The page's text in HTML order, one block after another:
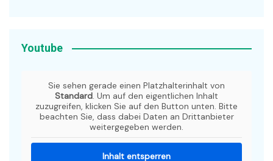
Youtube
Sie sehen gerade einen Platzhalterinhalt von
Standard. Um auf den eigentlichen Inhalt
zuzugreifen, klicken Sie auf den Button unten. Bitte
beachten Sie, dass dabei Daten an Drittanbieter
weitergegeben werden.
Inhalt entsperren